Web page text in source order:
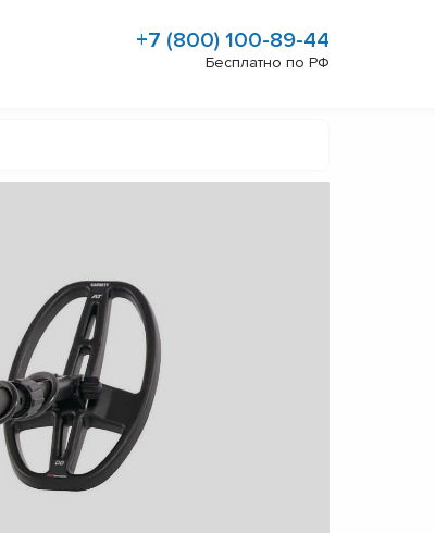
+7 (800) 100-89-44
Бесплатно по РФ